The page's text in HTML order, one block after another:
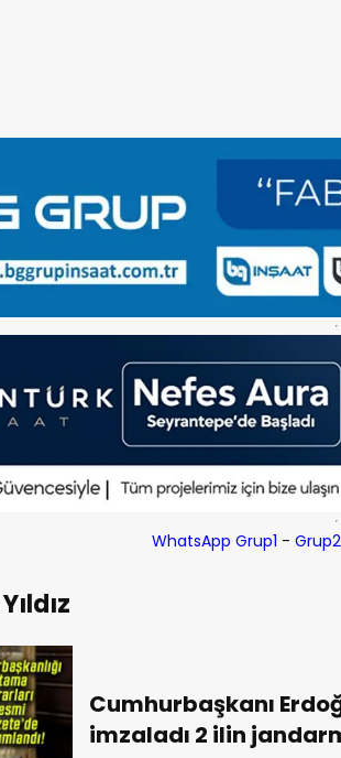
WhatsApp Grup1 - Grup2
Cumhurbaşkanı
imzaladı 2 ilin